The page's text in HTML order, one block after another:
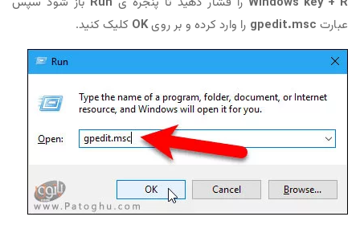
را وارد کرده و بر رویOKکلیک کنید.